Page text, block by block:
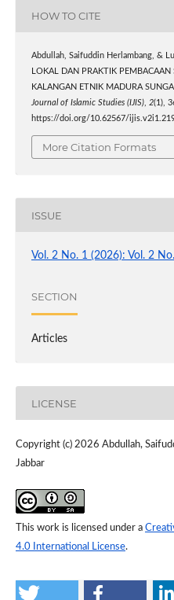
HOW TO CITE
Abdullah, Saifuddin Herlambang, &
LOKAL DAN PRAKTIK PEMBACAAN
KALANGAN ETNIK MADURA
Journal of Islamic Studies (IJIS), 2(1),
https://doi.org/10.62567/
More Citation Formats
ISSUE
Vol. 2 No. 1 (2026): Vol. 2
SECTION
Articles
LICENSE
Copyright (c) 2026 Abdullah,
Jabbar
This work is licensed under a
4.0 International License.